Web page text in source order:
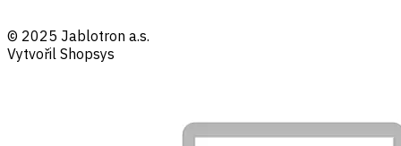
© 2025 Jablotron a.s.
Vytvořil Shopsys